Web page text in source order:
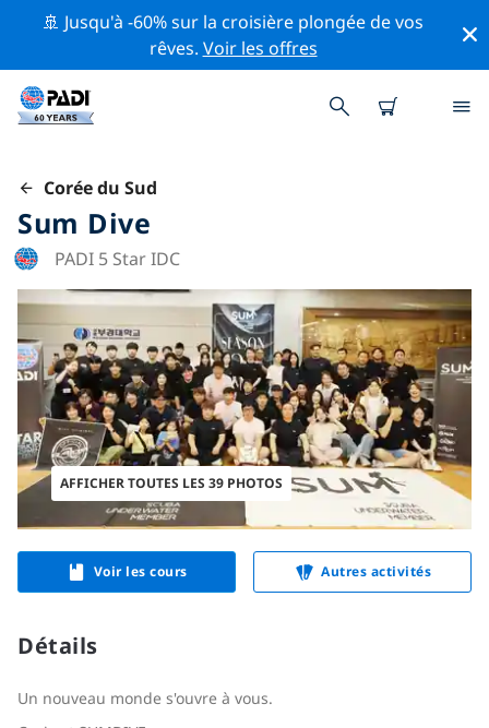
🚢 Jusqu'à -60% sur la croisière plongée de vos
rêves. Voir les offres
Corée du Sud
Sum Dive
PADI 5 Star IDC
AFFICHER TOUTES LES 39 PHOTOS
Voir les cours Autres activités
Détails
Un nouveau monde s'ouvre à vous.